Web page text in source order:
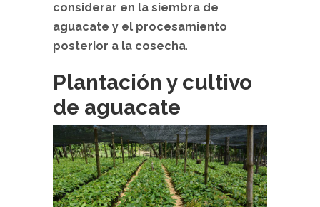
considerar en la siembra de
aguacate y el procesamiento
posterior a la cosecha.
Plantación y cultivo
de aguacate